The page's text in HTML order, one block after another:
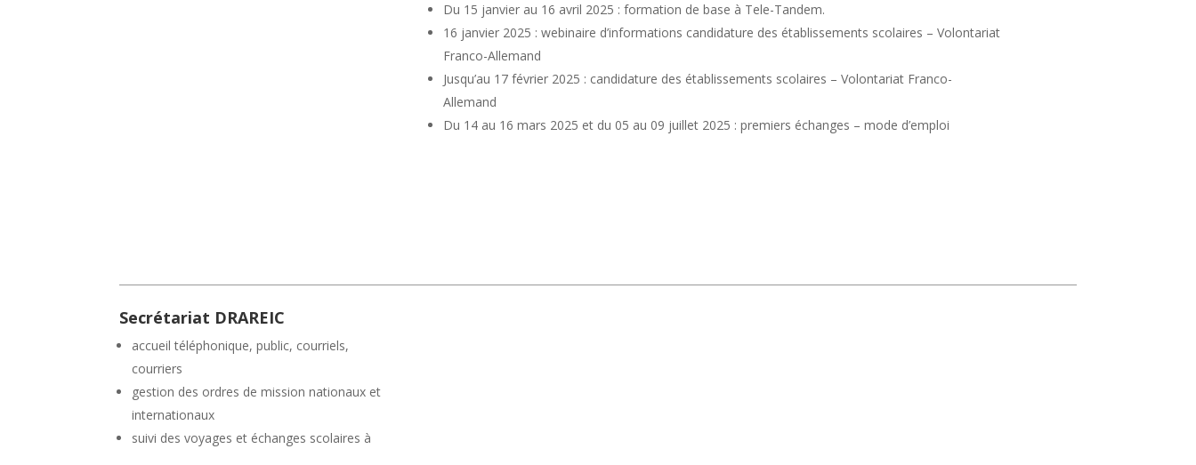
Du 15 janvier au 16 avril 2025 : formation de base à Tele-Tandem.
16 janvier 2025 : webinaire d’informations candidature des établissements scolaires – Volontariat
Franco-Allemand
Jusqu’au 17 février 2025 : candidature des établissements scolaires – Volontariat Franco-
Allemand
Du 14 au 16 mars 2025 et du 05 au 09 juillet 2025 : premiers échanges – mode d’emploi
Secrétariat DRAREIC
accueil téléphonique, public, courriels,
courriers
gestion des ordres de mission nationaux et
internationaux
suivi des voyages et échanges scolaires à